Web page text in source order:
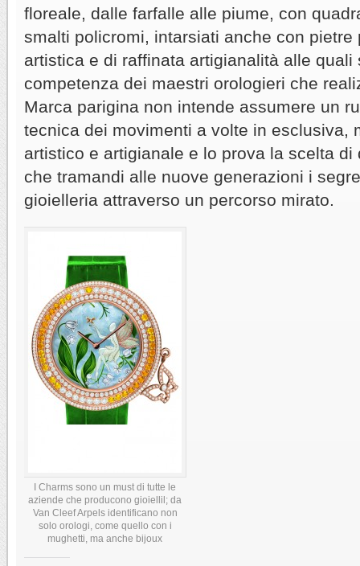
floreale, dalle farfalle alle piume, con
smalti policromi, intarsiati anche con
artistica e di raffinata artigianalità alle quali
competenza dei maestri orologieri che
Marca parigina non intende assumere un
tecnica dei movimenti a volte in esclusiva,
artistico e artigianale e lo prova la scelta
che tramandi alle nuove generazioni i
gioielleria attraverso un percorso mirato.
I Charms sono un must di tutte le
aziende che producono gioiellil; da
Van Cleef Arpels identificano non
solo orologi, come quello con i
mughetti, ma anche bijoux